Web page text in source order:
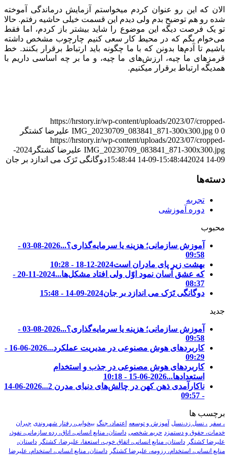
الان که این رو عنوان کردم میخواستم آزمایش درماندگی آموخته
شده رو هم توضیح بدم ولی دیدم این قسمت خیلی حاشیه رفتم. حالا
تو یک فرصت دیگه این موضوع را شاید بیشتر باز کردم، اما فقط
می‌خوام بگم که در محیط کار سعی کنیم چارچوب مشخص داشته
باشیم تا آدم‌ها بدونن که با ما چگونه باید ارتباط برقرار بکنند. خط
قرمزهای ما چیه، ارزش‌های ما چیه، و ما بر چه اساسی داریم با
همدیگه ارتباط برقرار میکنیم.
https://hrstory.ir/wp-content/uploads/2023/07/cropped-
IMG_20230709_083841_871-300x300.jpg 0 0
علیرضا کشتگر
https://hrstory.ir/wp-content/uploads/2023/07/cropped-
IMG_20230709_083841_871-300x300.jpg علیرضا کشتگر
2024-
09-14 15:48:44
2024-09-14 15:48:44 دوگانگی تَرَک می اندازد بر جان
دسته‌ها
تجربه
دوره آموزشی
محبوب
آموزش سازمانی؛ هزینه یا سرمایه‌گذاری؟...
2026-08-03 -
09:58
بهشت زیر پای مادران است2024-12-18 - 10:28
که عشق آسان نمود اوّل ولی افتاد مشکل‌ها...
2024-11-20 -
08:37
دوگانگی تَرَک می اندازد بر جان2024-09-14 - 15:48
جدید
آموزش سازمانی؛ هزینه یا سرمایه‌گذاری؟...
2026-08-03 -
09:58
کاربردهای هوش مصنوعی در مدیریت عملکرد...
2026-06-16 -
09:29
کاربردهای هوش مصنوعی در جذب و استخدام
استعدادها...2026-06-15 - 10:18
ناکارآمدی ذهن کهن در چالش‌های دنیای مدرن 2...
2026-06-14
- 09:57
برچسب ها
، سفر ، نسل زد،نسل آموزش و توسعه اعتماد، جنگ بیخوابی، رفتار شهروندی جبران
خدمات، حقوق و دستمزد حریم شخصی داستان، منابع انسانی، اتاق، رده سازمانی، نفوذ،
علیرضا کشتگر داستان، منابع انسانی، اتفاق خوب، استعفا، علیرضا، کشتگر داستان،
منابع انسانی، استخدام، رزومه، علیرضا کشتگر داستان، منابع انسانی، استخدام، علیرضا